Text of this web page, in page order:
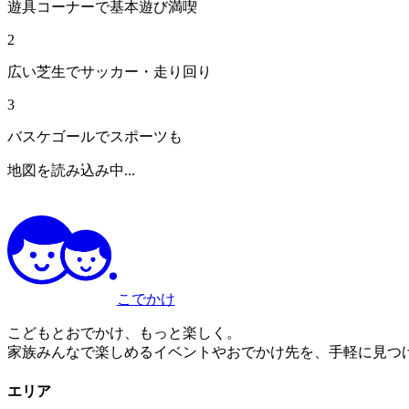
遊具コーナーで基本遊び満喫
2
広い芝生でサッカー・走り回り
3
バスケゴールでスポーツも
地図を読み込み中...
こでかけ
こどもとおでかけ、もっと楽しく。
家族みんなで楽しめるイベントやおでかけ先を、手軽に見つ
エリア